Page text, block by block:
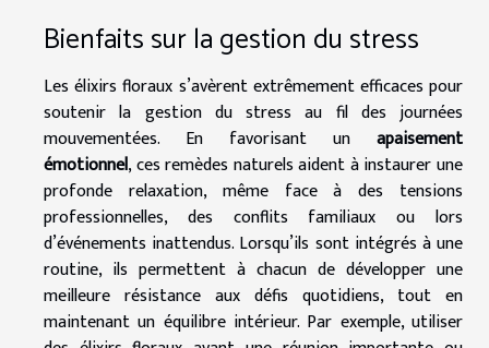
Bienfaits sur la gestion du stress
Les élixirs floraux s’avèrent extrêmement efficaces pour
soutenir la gestion du stress au fil des journées
mouvementées. En favorisant un apaisement
émotionnel, ces remèdes naturels aident à instaurer une
profonde relaxation, même face à des tensions
professionnelles, des conflits familiaux ou lors
d’événements inattendus. Lorsqu’ils sont intégrés à une
routine, ils permettent à chacun de développer une
meilleure résistance aux défis quotidiens, tout en
maintenant un équilibre intérieur. Par exemple, utiliser